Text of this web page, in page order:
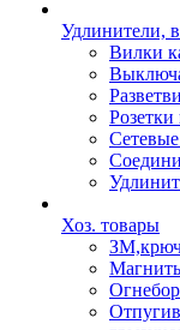
Удлинители,
Вилки
Розетки
Хоз. товары